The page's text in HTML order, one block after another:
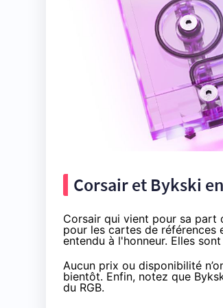
Corsair et Bykski
Corsair qui vient pour sa part
pour les cartes de références
entendu à l'honneur. Elles
Aucun prix ou disponibilité
bientôt. Enfin, notez que
du RGB.